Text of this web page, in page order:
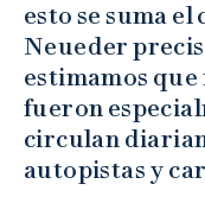
esto se suma
Neueder
estimamos
fueron
circulan
autopistas y